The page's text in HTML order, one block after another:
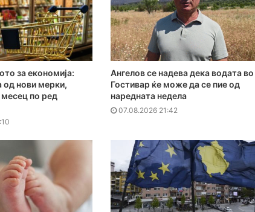
за економија:
од нови мерки,
по ред
Ангелов се надева дека водата во
Гостивар ќе може да се пие од
наредната недела
07.08.2026 21:42